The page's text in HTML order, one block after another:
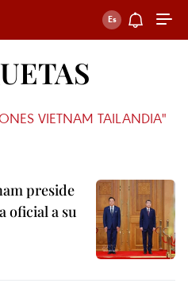
VIETNAM TAILANDIA"
preside
oficial a su